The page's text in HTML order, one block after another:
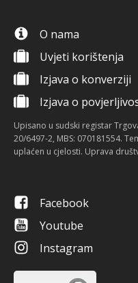
O nama
Uvjeti korištenja
Izjava o konverziji
Izjava o
Upisano u sudski registar
20/6497-2, MBS: 070181554.
uplaćen u cjelosti. Uprava
Facebook
Youtube
Instagram